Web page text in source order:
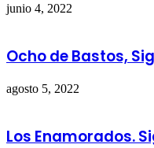
junio 4, 2022
Ocho de Bastos,
agosto 5, 2022
Los Enamorados.